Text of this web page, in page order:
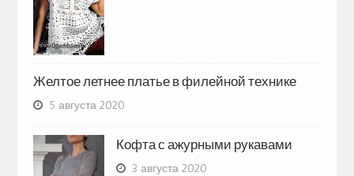
Желтое летнее платье в филейной технике
5 августа 2020
Кофта с ажурными рукавами
3 августа 2020